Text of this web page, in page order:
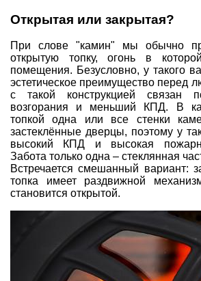
Открытая или закрытая?
При слове "камин" мы обычно
открытую топку, огонь в
помещения. Безусловно, у такого
эстетическое преимущество перед
с такой конструкцией связан
возгорания и меньший КПД. В
топкой одна или все стенки
застеклённые дверцы, поэтому у
высокий КПД и высокая
Забота только одна – стеклянная
Встречается смешанный вариант:
топка имеет раздвижной
становится открытой.